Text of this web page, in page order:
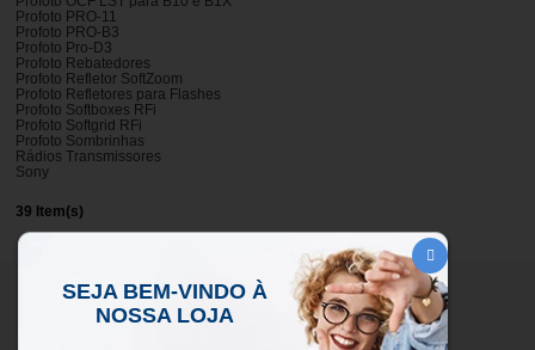
Profoto PRO-11
Profoto PRO-B3
Profoto Pro-D3
Profoto Rebatedores
Profoto Refletor SoftZoom
Profoto Refletores para Flashes
Profoto Softboxes RFi
Profoto Softgrid RFi
Profoto Sombrinhas
Rádios Transmissores
Sony
39 Item(s)
Cadastre-se em nossa
NEWSLETTER
SEJA BEM-VINDO À
NOSSA LOJA